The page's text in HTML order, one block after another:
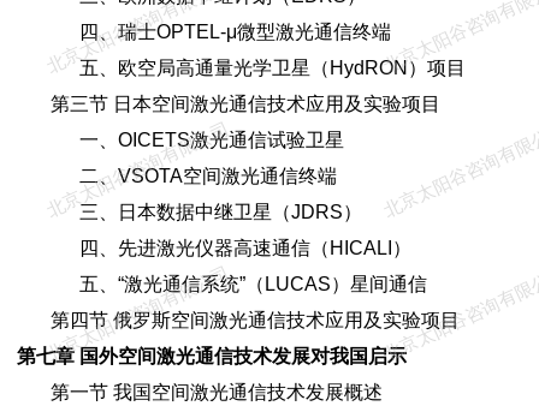
四、瑞士OPTEL-μ微型激光通信终端
五、欧空局高通量光学卫星（HydRON）项目
第三节 日本空间激光通信技术应用及实验项目
一、OICETS激光通信试验卫星
二、VSOTA空间激光通信终端
三、日本数据中继卫星（JDRS）
四、先进激光仪器高速通信（HICALI）
五、“激光通信系统”（LUCAS）星间通信
第四节 俄罗斯空间激光通信技术应用及实验项目
第七章 国外空间激光通信技术发展对我国启示
第一节 我国空间激光通信技术发展概述
北京太阳谷咨询有限公司
北京太阳谷咨询有
北京太阳谷咨询有限公司
北京太阳谷咨询
北京太阳谷咨询有限公司
北京太阳谷咨询有